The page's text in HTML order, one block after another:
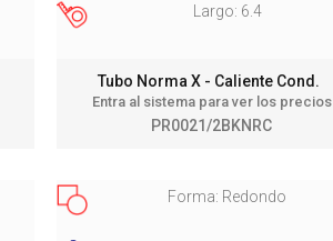
Largo: 6.4
Tubo Norma X - Caliente Cond.
Entra al sistema para ver los precios
PR0021/2BKNRC
Forma: Redondo